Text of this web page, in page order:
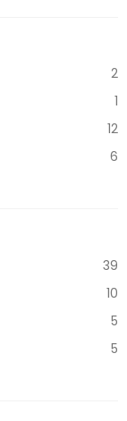
2
1
12
6
39
10
5
5